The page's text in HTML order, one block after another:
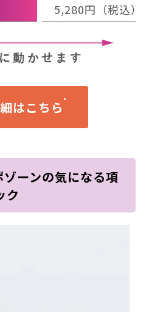
5,280円（税込）
はこちら
ーンの気になる項
ク